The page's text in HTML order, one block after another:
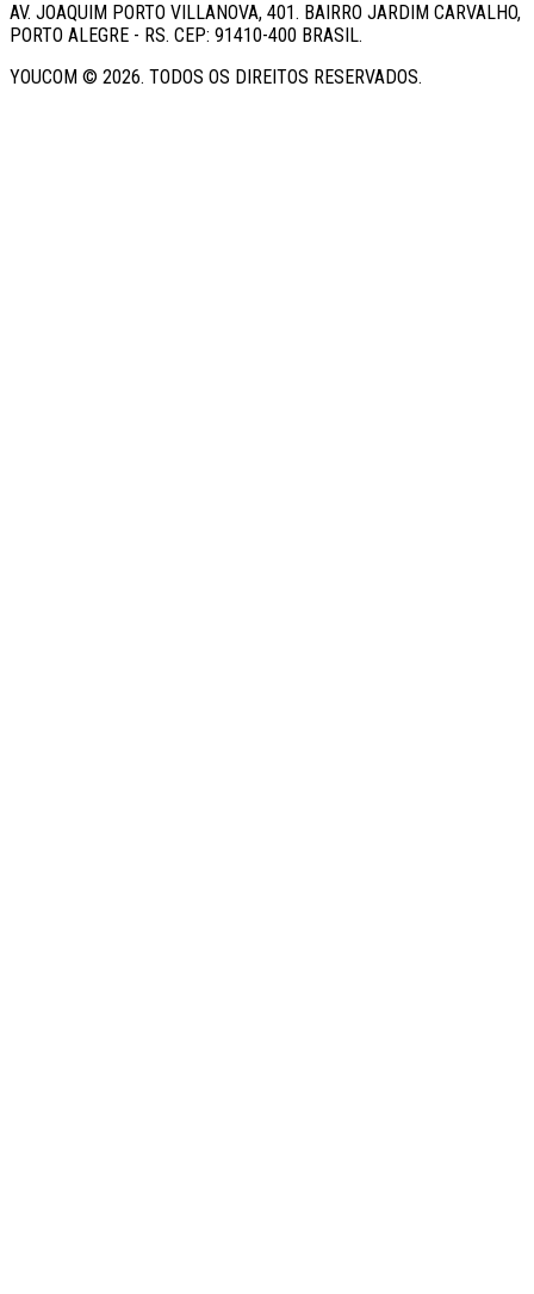
AV. JOAQUIM PORTO VILLANOVA, 401. BAIRRO JARDIM CARVALHO,
PORTO ALEGRE - RS. CEP: 91410-400 BRASIL.
YOUCOM © 2026. TODOS OS DIREITOS RESERVADOS.